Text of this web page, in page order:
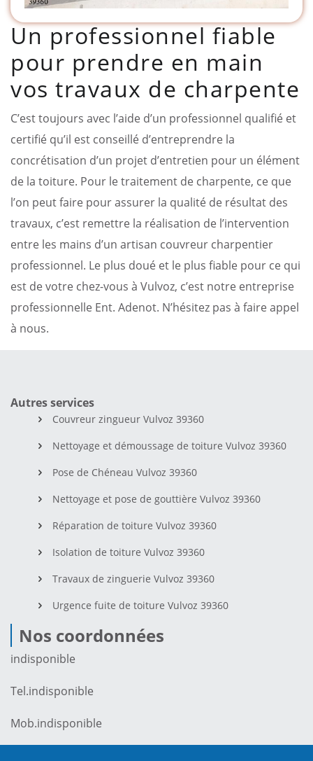
Un professionnel fiable
pour prendre en main
vos travaux de charpente
C’est toujours avec l’aide d’un professionnel qualifié et
certifié qu’il est conseillé d’entreprendre la
concrétisation d’un projet d’entretien pour un élément
de la toiture. Pour le traitement de charpente, ce que
l’on peut faire pour assurer la qualité de résultat des
travaux, c’est remettre la réalisation de l’intervention
entre les mains d’un artisan couvreur charpentier
professionnel. Le plus doué et le plus fiable pour ce qui
est de votre chez-vous à Vulvoz, c’est notre entreprise
professionnelle Ent. Adenot. N’hésitez pas à faire appel
à nous.
Autres services
Couvreur zingueur Vulvoz 39360
Nettoyage et démoussage de toiture Vulvoz 39360
Pose de Chéneau Vulvoz 39360
Nettoyage et pose de gouttière Vulvoz 39360
Réparation de toiture Vulvoz 39360
Isolation de toiture Vulvoz 39360
Travaux de zinguerie Vulvoz 39360
Urgence fuite de toiture Vulvoz 39360
Nos coordonnées
indisponible
Tel.indisponible
Mob.indisponible